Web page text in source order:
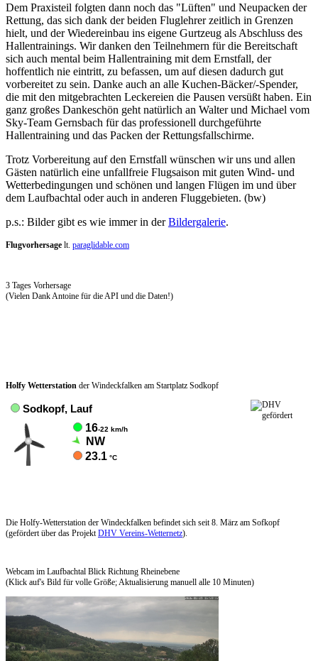
Dem Praxisteil folgten dann noch das "Lüften" und Neupacken der
Rettung, das sich dank der beiden Fluglehrer zeitlich in Grenzen
hielt, und der Wiedereinbau ins eigene Gurtzeug als Abschluss des
Hallentrainings. Wir danken den Teilnehmern für die Bereitschaft
sich auch mental beim Hallentraining mit dem Ernstfall, der
hoffentlich nie eintritt, zu befassen, um auf diesen dadurch gut
vorbereitet zu sein. Danke auch an alle Kuchen-Bäcker/-Spender,
die mit den mitgebrachten Leckereien die Pausen versüßt haben. Ein
ganz großes Dankeschön geht natürlich an Walter und Michael vom
Sky-Team Gernsbach für das professionell durchgeführte
Hallentraining und das Packen der Rettungsfallschirme.
Trotz Vorbereitung auf den Ernstfall wünschen wir uns und allen
Gästen natürlich eine unfallfreie Flugsaison mit guten Wind- und
Wetterbedingungen und schönen und langen Flügen im und über
dem Laufbachtal oder auch in anderen Fluggebieten. (bw)
p.s.: Bilder gibt es wie immer in derBildergalerie.
Flugvorhersage lt. paraglidable.com
3 Tages Vorhersage
(Vielen Dank Antoine für die API und die Daten!)
Holfy Wetterstation der Windeckfalken am Startplatz Sodkopf
Die Holfy-Wetterstation der Windeckfalken befindet sich seit 8. März am Sofkopf
(gefördert über das ProjektDHV Vereins-Wetternetz).
Webcam im Laufbachtal Blick Richtung Rheinebene
(Klick auf's Bild für volle Größe; Aktualisierung manuell alle 10 Minuten)